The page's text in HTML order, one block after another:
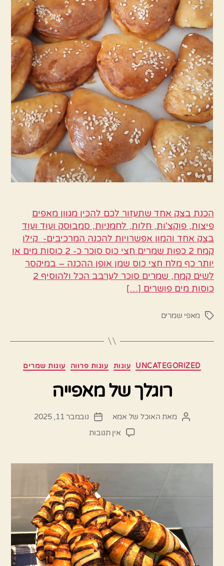
הכנת בצק אחד שתעזור לכם להכין מגוון מאפים
פיצות, פוקצ'ות, חלות, לחמניות, סמבוסק ועוד ועוד
בצק אחד והמון אפשרויות להכנה המרכיבים- קילו
קמח 2 כפות שמרים חצי כוס סוכר כ- 2 כוסות מים או
יותר כף מלח חצי כוס שמן אופן ההכנה – במיקסר
לשים קמח, שמרים סוכר לערבב הכל ולהוסיף 2
כוסות מים פושרים […]
תגיותמאפי שמרים
קטגוריות UNCATEGORIZED עוגות עוגות פרווה עוגות שמרים
רוגלך של מאפייה
המחבר
מאת האוכל של אמא
תאריךנובמבר 11, 2025
אין תגובותעל
מאפייה